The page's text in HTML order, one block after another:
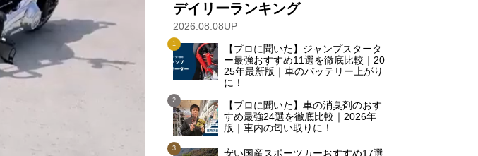
デイリーランキング
2026.08.08UP
【プロに聞いた】ジャンプスタータ
ー最強おすすめ11選を徹底比較｜20
25年最新版｜車のバッテリー上がり
に！
【プロに聞いた】車の消臭剤のおす
すめ最強24選を徹底比較｜2026年
版｜車内の匂い取りに！
安い国産スポーツカーおすすめ17選